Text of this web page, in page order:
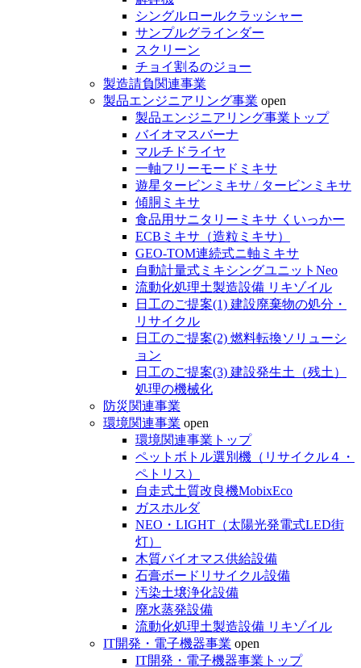
シングルロールクラッシャー
サンプルグラインダー
スクリーン
チョイ割るのジョー
製造請負関連事業
製品エンジニアリング事業 open
製品エンジニアリング事業トップ
バイオマスバーナ
マルチドライヤ
一軸フリーモードミキサ
遊星タービンミキサ / タービンミキサ
傾胴ミキサ
食品用サニタリーミキサ くいっかー
ECBミキサ（造粒ミキサ）
GEO-TOM連続式ニ軸ミキサ
自動計量式ミキシングユニットNeo
流動化処理土製造設備 リキゾイル
日工のご提案(1) 建設廃棄物の処分・
リサイクル
日工のご提案(2) 燃料転換ソリューシ
ョン
日工のご提案(3) 建設発生土（残土）
処理の機械化
防災関連事業
環境関連事業 open
環境関連事業トップ
ペットボトル選別機（リサイクル４・
ペトリス）
自走式土質改良機MobixEco
ガスホルダ
NEO・LIGHT（太陽光発電式LED街
灯）
木質バイオマス供給設備
石膏ボードリサイクル設備
汚染土壌浄化設備
廃水蒸発設備
流動化処理土製造設備 リキゾイル
IT開発・電子機器事業 open
IT開発・電子機器事業トップ